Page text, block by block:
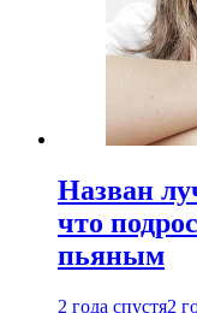
Назван
что
пьяным
2 года спустя2